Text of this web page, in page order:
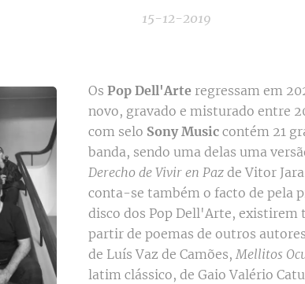
15-12-2019
Os Pop Dell'Arteregressam em
novo, gravado e misturado entre
com selo Sony Musiccontém 21
banda, sendo uma delas uma
Derecho de Vivir en Pazde Vitor
conta-se também o facto de pela
disco dos Pop Dell'Arte, existirem
partir de poemas de outros
de Luís Vaz de Camões, Mellitos
latim clássico, de Gaio Valério